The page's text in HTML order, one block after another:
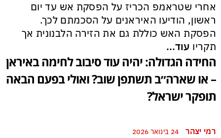
אחרי שטראמפ הכריז על הפסקת אש עד יום
ראשון, הודיעו האיראנים על הסכמתם לכך.
הפסקת האש כוללת גם את הזירה הלבנונית אך
תקריו עוד...
החידה הגדולה: יהיה עוד סיבוב לחימה באיראן
– או שארה״ב תשתפן שוב? ואולי בפעם הבאה
תופקר ישראל?
רמי יצהר